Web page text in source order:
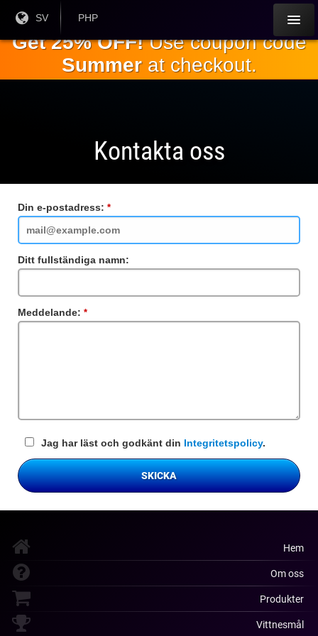
Nuvarande
språk:
SV
Aktuell
PHP
Get 25% OFF!Use coupon code
Summerat checkout.
Kontakta oss
Din e-postadress:
fält
Ditt fullständiga namn:
Meddelande:
fält
Jag har läst och godkänt din Integritetspolicy.
SKICKA
Hem
Om oss
Produkter
Vittnesmål